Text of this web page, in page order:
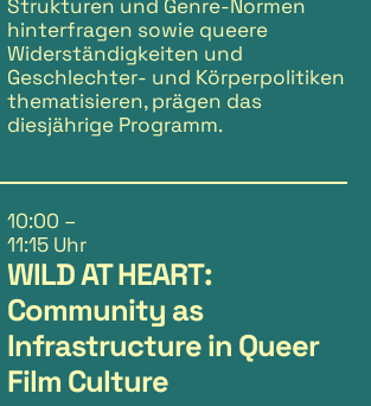
Strukturen und Genre-Normen
hinterfragen sowie queere
Widerständigkeiten und
Geschlechter- und Körperpolitiken
thematisieren, prägen das
diesjährige Programm.
10:00 –
11:15 Uhr
WILD AT HEART:
Community as
Infrastructure in Queer
Film Culture